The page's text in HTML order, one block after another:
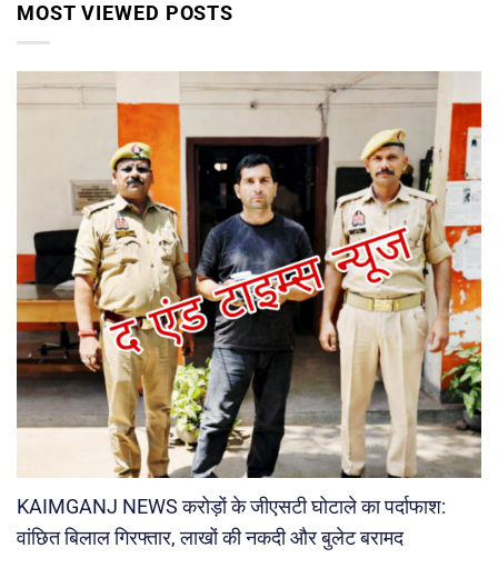
MOST VIEWED POSTS
KAIMGANJ NEWS करोड़ों के जीएसटी घोटाले का पर्दाफाश:
वांछित बिलाल गिरफ्तार, लाखों की नकदी और बुलेट बरामद